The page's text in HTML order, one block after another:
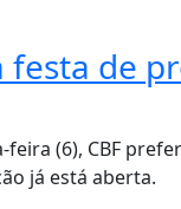
festa de
(6), CBF
já está aberta.